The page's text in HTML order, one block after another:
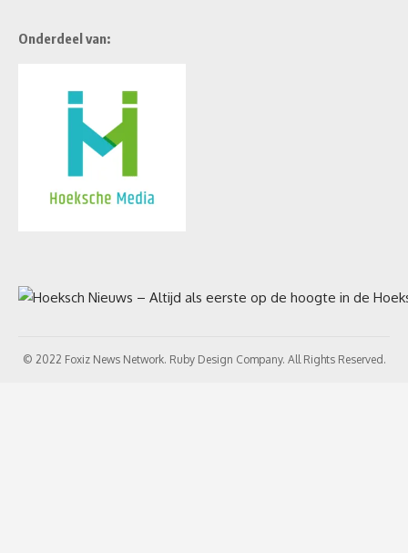
Onderdeel van:
© 2022 Foxiz News Network. Ruby Design Company. All Rights Reserved.